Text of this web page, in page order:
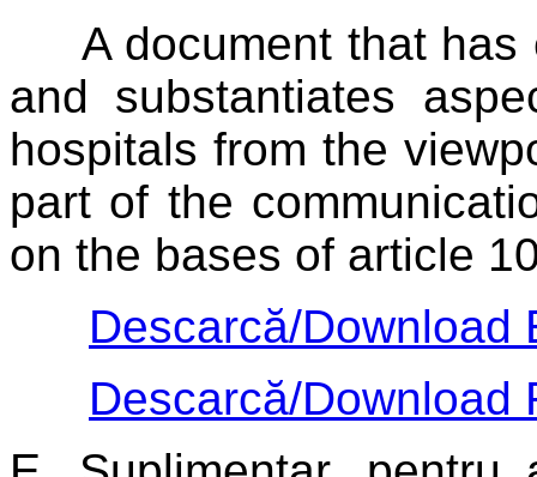
A document that has
and substantiates
hospitals from the
part of the
on the bases of article
Descarcă/Download
Descarcă/Download